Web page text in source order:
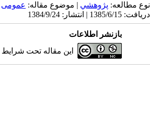
نوع مطالعه: پژوهشي | موضوع مقاله: عمومى
دریافت: 1385/6/15 | انتشار: 1384/9/24
بازنشر اطلاعات
این مقاله تحت شرایط